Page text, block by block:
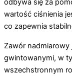
odbywa się za
wartość ciśnienia
co zapewnia
Zawór nadmiarowy
gwintowanymi, w
wszechstronnym